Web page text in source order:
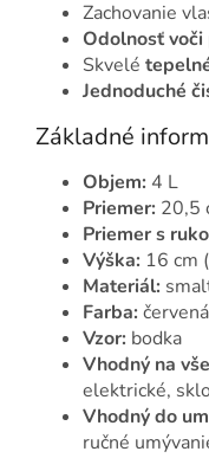
Zachovanie
Odolnosť
Skvelé
Jednoduché
Základné
Objem: 4 L
Priemer: 20,5
Priemer s
Výška: 16 cm
Materiál:
Farba: červená
Vzor: bodka
Vhodný na
elektrické,
Vhodný do
ručné